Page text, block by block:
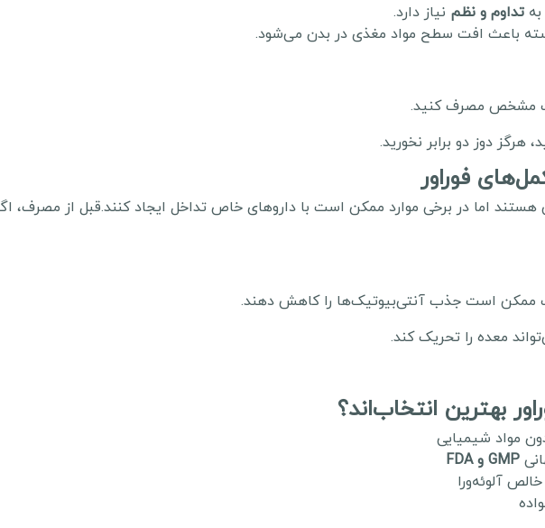
تداوم و نظم نیاز دارد.
باعث افت سطح مواد مغذی در بدن می‌شود.
مشخص مصرف کنید.
هرگز دوز دو برابر نخورید.
هستند اما در برخی موارد ممکن است با داروهای خاص تداخل ایجاد کنند.قبل از مصرف،
ممکن است جذب آنتی‌بیوتیک‌ها را کاهش دهند.
GMP و FDA
آلوئه‌ورا